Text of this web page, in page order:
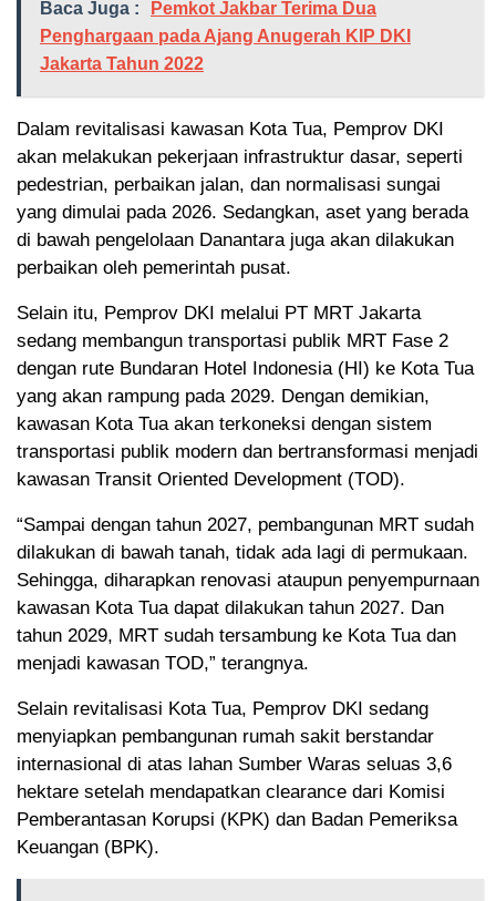
Baca Juga :
Pemkot Jakbar Terima Dua
Penghargaan pada Ajang Anugerah KIP DKI
Jakarta Tahun 2022
Dalam revitalisasi kawasan Kota Tua, Pemprov DKI
akan melakukan pekerjaan infrastruktur dasar, seperti
pedestrian, perbaikan jalan, dan normalisasi sungai
yang dimulai pada 2026. Sedangkan, aset yang berada
di bawah pengelolaan Danantara juga akan dilakukan
perbaikan oleh pemerintah pusat.
Selain itu, Pemprov DKI melalui PT MRT Jakarta
sedang membangun transportasi publik MRT Fase 2
dengan rute Bundaran Hotel Indonesia (HI) ke Kota Tua
yang akan rampung pada 2029. Dengan demikian,
kawasan Kota Tua akan terkoneksi dengan sistem
transportasi publik modern dan bertransformasi menjadi
kawasan Transit Oriented Development (TOD).
“Sampai dengan tahun 2027, pembangunan MRT sudah
dilakukan di bawah tanah, tidak ada lagi di permukaan.
Sehingga, diharapkan renovasi ataupun penyempurnaan
kawasan Kota Tua dapat dilakukan tahun 2027. Dan
tahun 2029, MRT sudah tersambung ke Kota Tua dan
menjadi kawasan TOD,” terangnya.
Selain revitalisasi Kota Tua, Pemprov DKI sedang
menyiapkan pembangunan rumah sakit berstandar
internasional di atas lahan Sumber Waras seluas 3,6
hektare setelah mendapatkan clearance dari Komisi
Pemberantasan Korupsi (KPK) dan Badan Pemeriksa
Keuangan (BPK).